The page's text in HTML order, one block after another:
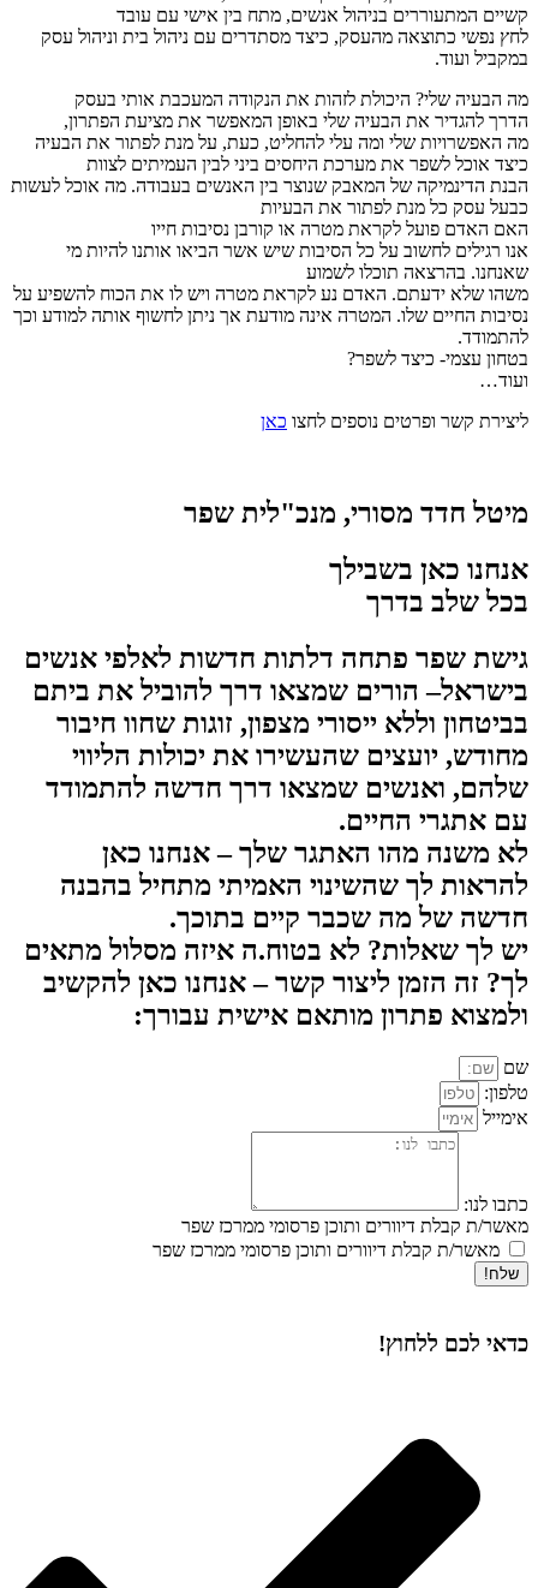
קשיים המתעוררים בניהול אנשים, מתח בין אישי עם עובד
לחץ נפשי כתוצאה מהעסק, כיצד מסתדרים עם ניהול בית וניהול עסק
במקביל ועוד.
מה הבעיה שלי? היכולת לזהות את הנקודה המעכבת אותי בעסק
הדרך להגדיר את הבעיה שלי באופן המאפשר את מציעת הפתרון,
מה האפשרויות שלי ומה עלי להחליט, כעת, על מנת לפתור את הבעיה
כיצד אוכל לשפר את מערכת היחסים ביני לבין העמיתים לצוות
הבנת הדינמיקה של המאבק שנוצר בין האנשים בעבודה. מה אוכל לעשות
כבעל עסק כל מנת לפתור את הבעיות
האם האדם פועל לקראת מטרה או קורבן נסיבות חייו
אנו רגילים לחשוב על כל הסיבות שיש אשר הביאו אותנו להיות מי
שאנחנו. בהרצאה תוכלו לשמוע
משהו שלא ידעתם. האדם נע לקראת מטרה ויש לו את הכוח להשפיע על
נסיבות החיים שלו. המטרה אינה מודעת אך ניתן לחשוף אותה למודע וכך
להתמודד.
בטחון עצמי- כיצד לשפר?
ועוד…
ליצירת קשר ופרטים נוספים לחצו כאן
מיטל חדד מסורי, מנכ"לית שפר
אנחנו כאן בשבילך
בכל שלב בדרך
גישת שפר פתחה דלתות חדשות לאלפי אנשים
בישראל– הורים שמצאו דרך להוביל את ביתם
בביטחון וללא ייסורי מצפון, זוגות שחוו חיבור
מחודש, יועצים שהעשירו את יכולות הליווי
שלהם, ואנשים שמצאו דרך חדשה להתמודד
עם אתגרי החיים.
לא משנה מהו האתגר שלך – אנחנו כאן
להראות לך שהשינוי האמיתי מתחיל בהבנה
חדשה של מה שכבר קיים בתוכך.
יש לך שאלות? לא בטוח.ה איזה מסלול מתאים
לך? זה הזמן ליצור קשר – אנחנו כאן להקשיב
ולמצוא פתרון מותאם אישית עבורך:
שם
טלפון:
אימייל
כתבו לנו:
מאשר/ת קבלת דיוורים ותוכן פרסומי ממרכז שפר
מאשר/ת קבלת דיוורים ותוכן פרסומי ממרכז שפר
שלח!
כדאי לכם ללחוץ!